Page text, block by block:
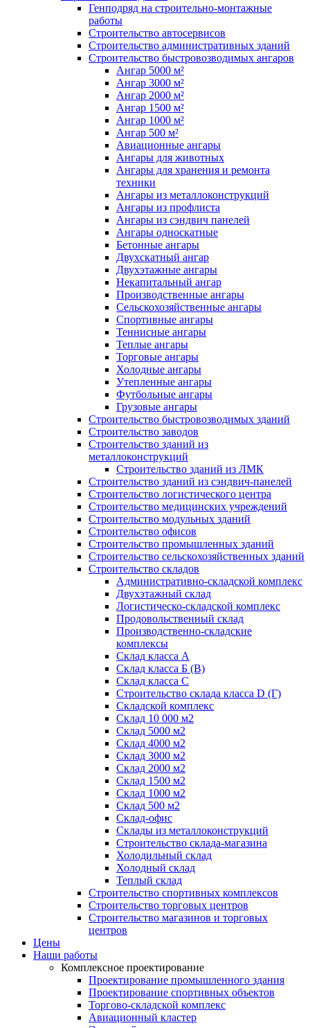
Генподряд на строительно-монтажные
работы
Строительство автосервисов
Строительство административных зданий
Строительство быстровозводимых ангаров
Ангар 5000 м²
Ангар 3000 м²
Ангар 2000 м²
Ангар 1500 м²
Ангар 1000 м²
Ангар 500 м²
Авиационные ангары
Ангары для животных
Ангары для хранения и ремонта
техники
Ангары из металлоконструкций
Ангары из профлиста
Ангары из сэндвич панелей
Ангары односкатные
Бетонные ангары
Двухскатный ангар
Двухэтажные ангары
Некапитальный ангар
Производственные ангары
Сельскохозяйственные ангары
Спортивные ангары
Теннисные ангары
Теплые ангары
Торговые ангары
Холодные ангары
Утепленные ангары
Футбольные ангары
Грузовые ангары
Строительство быстровозводимых зданий
Строительство заводов
Строительство зданий из
металлоконструкций
Строительство зданий из ЛМК
Строительство зданий из сэндвич-панелей
Строительство логистического центра
Строительство медицинских учреждений
Строительство модульных зданий
Строительство офисов
Строительство промышленных зданий
Строительство сельскохозяйственных зданий
Строительство складов
Административно-складской комплекс
Двухэтажный склад
Логистическо-складской комплекс
Продовольственный склад
Производственно-складские
комплексы
Склад класса А
Склад класса Б (B)
Склад класса С
Строительство склада класса D (Г)
Складской комплекс
Склад 10 000 м2
Склад 5000 м2
Склад 4000 м2
Склад 3000 м2
Склад 2000 м2
Склад 1500 м2
Склад 1000 м2
Склад 500 м2
Склад-офис
Склады из металлоконструкций
Строительство склада-магазина
Холодильный склад
Холодный склад
Теплый склад
Строительство спортивных комплексов
Строительство торговых центров
Строительство магазинов и торговых
центров
Цены
Наши работы
Комплексное проектирование
Проектирование промышленного здания
Проектирование спортивных объектов
Торгово-складской комплекс
Авиационный кластер